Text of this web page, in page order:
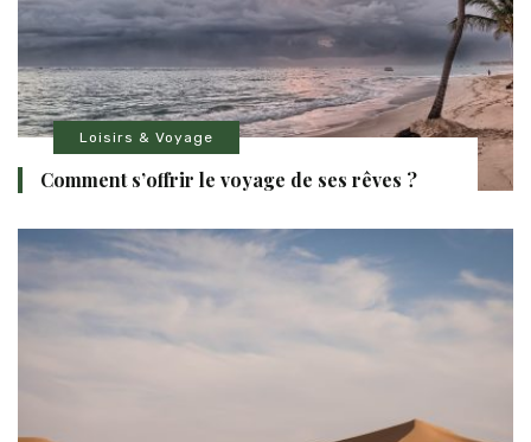
Loisirs & Voyage
Comment s’offrir le voyage de ses rêves ?